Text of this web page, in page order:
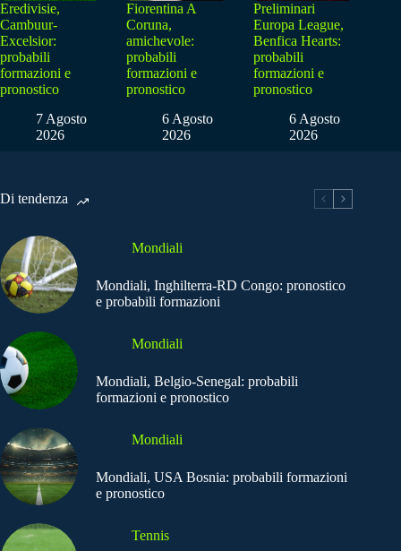
Eredivisie,
Cambuur-
Excelsior:
probabili
formazioni e
pronostico
7 Agosto
2026
Fiorentina A
Coruna,
amichevole:
probabili
formazioni e
pronostico
6 Agosto
2026
Preliminari
Europa League,
Benfica Hearts:
probabili
formazioni e
pronostico
6 Agosto
2026
Di tendenza
Mondiali
Mondiali, Inghilterra-RD Congo: pronostico
e probabili formazioni
Mondiali
Mondiali, Belgio-Senegal: probabili
formazioni e pronostico
Mondiali
Mondiali, USA Bosnia: probabili formazioni
e pronostico
Tennis